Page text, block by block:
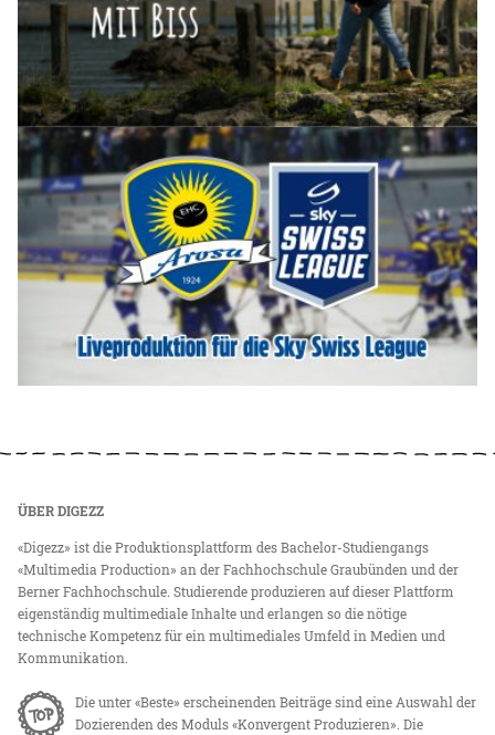
ÜBER DIGEZZ
«Digezz» ist die Produktionsplattform des Bachelor-Studiengangs
«Multimedia Production» an der Fachhochschule Graubünden und der
Berner Fachhochschule. Studierende produzieren auf dieser Plattform
eigenständig multimediale Inhalte und erlangen so die nötige
technische Kompetenz für ein multimediales Umfeld in Medien und
Kommunikation.
Die unter «Beste» erscheinenden Beiträge sind eine Auswahl der
Dozierenden des Moduls «Konvergent Produzieren». Die